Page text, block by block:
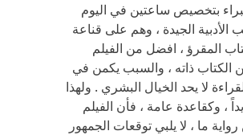
بتخصيص ساعتين في اليوم
الأدبية الجيدة ، وهم على قناعة
المقرؤ ، افضل من الفيلم
الكتاب ذاته ، والسبب يكمن في
لا يحد الخيال البشري . ولهذا
، وكقاعدة عامة ، فأن الفيلم
ما ، لا يلبي توقعات الجمهور